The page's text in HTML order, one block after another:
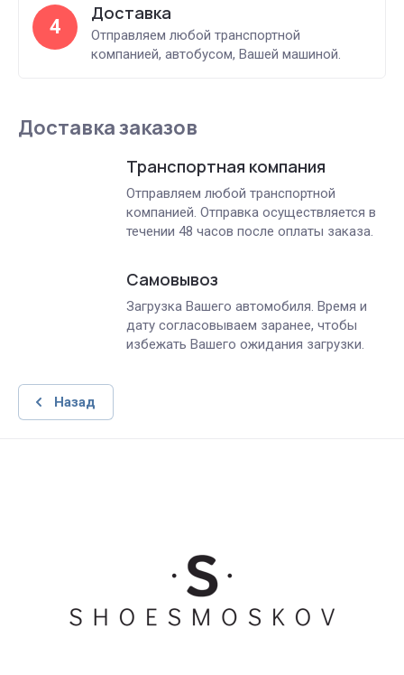
4
Доставка
Отправляем любой транспортной
компанией, автобусом, Вашей машиной.
Доставка заказов
Транспортная компания
Отправляем любой транспортной
компанией. Отправка осуществляется в
течении 48 часов после оплаты заказа.
Самовывоз
Загрузка Вашего автомобиля. Время и
дату согласовываем заранее, чтобы
избежать Вашего ожидания загрузки.
Назад